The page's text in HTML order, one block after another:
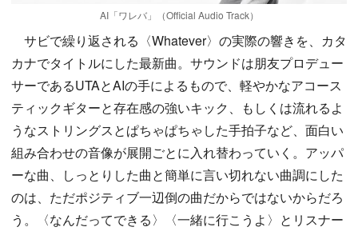
AI「ワレバ」（Official Audio Track）
サビで繰り返される〈Whatever〉の実際の響きを、カタ
カナでタイトルにした最新曲。サウンドは朋友プロデュー
サーであるUTAとAIの手によるもので、軽やかなアコース
ティックギターと存在感の強いキック、もしくは流れるよ
うなストリングスとぱちゃぱちゃした手拍子など、面白い
組み合わせの音像が展開ごとに入れ替わっていく。アッパ
ーな曲、しっとりした曲と簡単に言い切れない曲調にした
のは、ただポジティブ一辺倒の曲だからではないからだろ
う。〈なんだってできる〉〈一緒に行こうよ〉とリスナー